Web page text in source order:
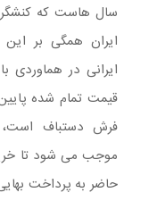
سال هاست که
ایران همگی بر
ایرانی در هماوردی
قیمت تمام شده
فرش دستباف است،
موجب می شود تا
حاضر به پرداخت